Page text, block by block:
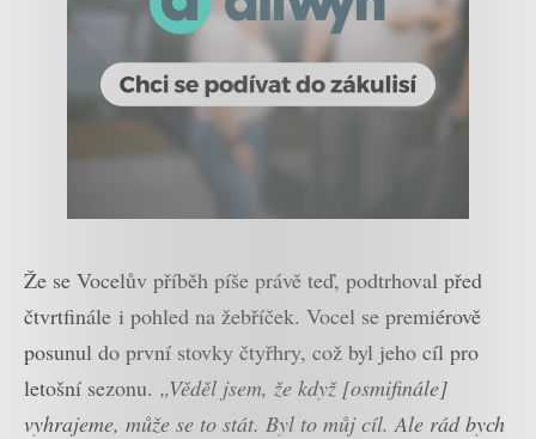
Že se Vocelův příběh píše právě teď, podtrhoval před
čtvrtfinále i pohled na žebříček. Vocel se premiérově
posunul do první stovky čtyřhry, což byl jeho cíl pro
letošní sezonu. „Věděl jsem, že když [osmifinále]
vyhrajeme, může se to stát. Byl to můj cíl. Ale rád bych